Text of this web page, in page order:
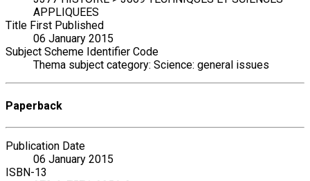
APPLIQUEES
Title First Published
06 January 2015
Subject Scheme Identifier Code
Thema subject category: Science: general issues
Paperback
Publication Date
06 January 2015
ISBN-13